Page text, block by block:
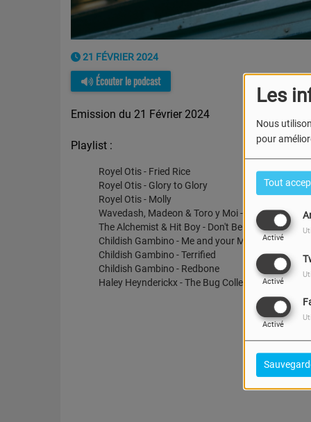
Les
Nous
pour
Tout
Activé
Activé
Activé
21 FÉVRIER 2024
Écouter le podcast
Emission du 21 Février 2024
Playlist :
Royel Otis - Fried Rice
Royel Otis - Glory to Glory
Royel Otis - Molly
Wavedash, Madeon & Toro y Moi - All Ur Luv
The Alchemist & Hit Boy - Don't Be Gone
Childish Gambino - Me and your Mama
Childish Gambino - Terrified
Childish Gambino - Redbone
Haley Heynderickx - The Bug Collector